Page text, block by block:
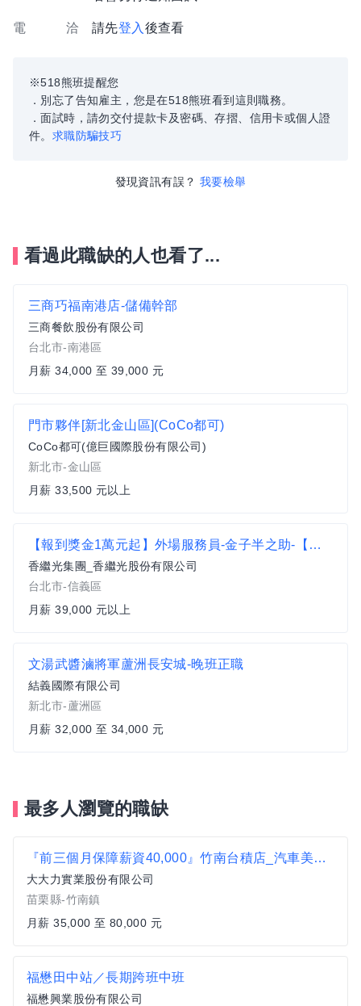
電 洽 請先登入 後查看
※518熊班提醒您
．別忘了告知雇主，您是在518熊班看到這則職務。
．面試時，請勿交付提款卡及密碼、存摺、信用卡或個人證
件。 求職防騙技巧
發現資訊有誤？ 我要檢舉
看過此職缺的人也看了...
三商巧福南港店-儲備幹部
三商餐飲股份有限公司
台北市-南港區
月薪 34,000 至 39,000 元
門市夥伴[新北金山區](CoCo都可)
CoCo都可(億巨國際股份有限公司)
新北市-金山區
月薪 33,500 元以上
【報到獎金1萬元起】外場服務員-金子半之助-【新光A8門市】-月薪上看41K(含績效獎金)
香繼光集團_香繼光股份有限公司
台北市-信義區
月薪 39,000 元以上
文湯武醬滷將軍蘆洲長安城-晚班正職
結義國際有限公司
新北市-蘆洲區
月薪 32,000 至 34,000 元
最多人瀏覽的職缺
『前三個月保障薪資40,000』竹南台積店_汽車美容鍍膜(技師/半技師/學徒)
大大力實業股份有限公司
苗栗縣-竹南鎮
月薪 35,000 至 80,000 元
福懋田中站／長期跨班中班
福懋興業股份有限公司